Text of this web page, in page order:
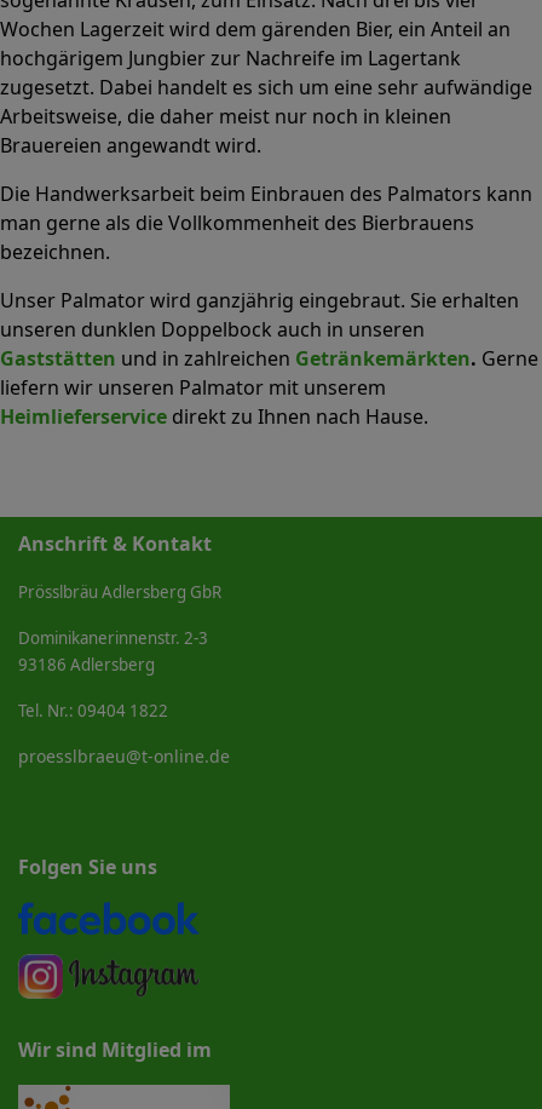
Wochen Lagerzeit wird dem gärenden Bier, ein Anteil an
hochgärigem Jungbier zur Nachreife im Lagertank
zugesetzt. Dabei handelt es sich um eine sehr aufwändige
Arbeitsweise, die daher meist nur noch in kleinen
Brauereien angewandt wird.
Die Handwerksarbeit beim Einbrauen des Palmators kann
man gerne als die Vollkommenheit des Bierbrauens
bezeichnen.
Unser Palmator wird ganzjährig eingebraut. Sie erhalten
unseren dunklen Doppelbock auch in unseren
Gaststätten und in zahlreichen Getränkemärkten. Gerne
liefern wir unseren Palmator mit unserem
Heimlieferservice direkt zu Ihnen nach Hause.
Anschrift & Kontakt
Prösslbräu Adlersberg GbR
Dominikanerinnenstr. 2-3
93186 Adlersberg
Tel. Nr.: 09404 1822
proesslbraeu@t-online.de
Folgen Sie uns
Wir sind Mitglied im